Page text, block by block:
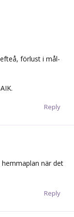
förlust i mål-
Reply
hemmaplan när det
Reply